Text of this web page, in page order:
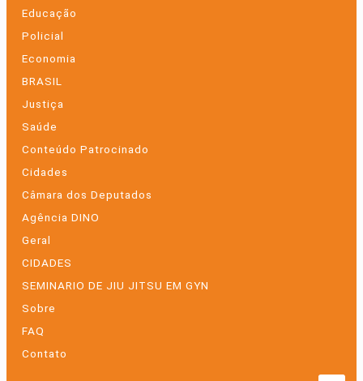
Educação
Policial
Economia
BRASIL
Justiça
Saúde
Conteúdo Patrocinado
Cidades
Câmara dos Deputados
Agência DINO
Geral
CIDADES
SEMINARIO DE JIU JITSU EM GYN
Sobre
FAQ
Contato